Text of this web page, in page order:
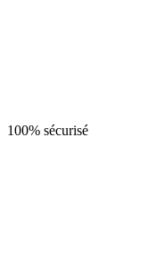
100% sécurisé